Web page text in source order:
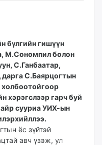
бүлгийн гишүүн
М.Сономпил болон
С.Ганбаатар,
С.Баярцогтын
хэрэгслээр гарч буй
сууриа УИХ-ын
ёс зүйтэй
авч үзэж, ул